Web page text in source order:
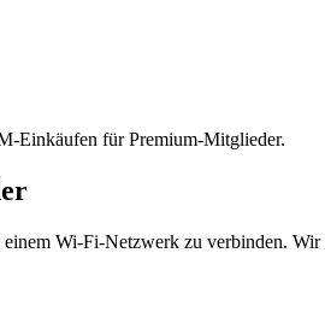
Einkäufen für Premium-Mitglieder.
Wi-Fi-Netzwerk zu verbinden.